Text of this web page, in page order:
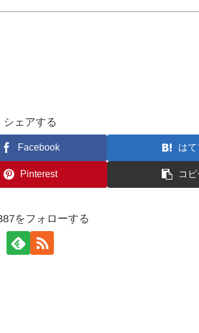
シェアする
Facebook は
Pinterest コピ
をフォローする